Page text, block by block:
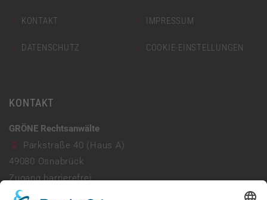
KONTAKT IMPRESSUM
DATENSCHUTZ COOKIE-EINSTELLUNGEN
KONTAKT
GRÖNE Rechtsanwälte
Parkstraße 40 (Haus A)
49080 Osnabrück
Zugang barrierefrei
Parkhaus vorhanden